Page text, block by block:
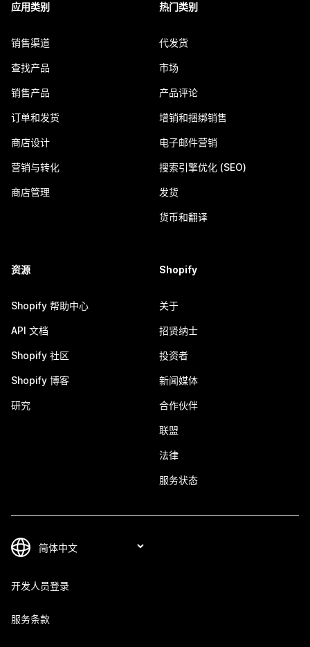
应用类别
销售渠道
查找产品
销售产品
订单和发货
商店设计
营销与转化
商店管理
热门类别
代发货
市场
产品评论
增销和捆绑销售
电子邮件营销
搜索引擎优化 (SEO)
发货
货币和翻译
资源
Shopify 帮助中心
API 文档
Shopify 社区
Shopify 博客
研究
Shopify
关于
招贤纳士
投资者
新闻媒体
合作伙伴
联盟
法律
服务状态
开发人员登录
服务条款